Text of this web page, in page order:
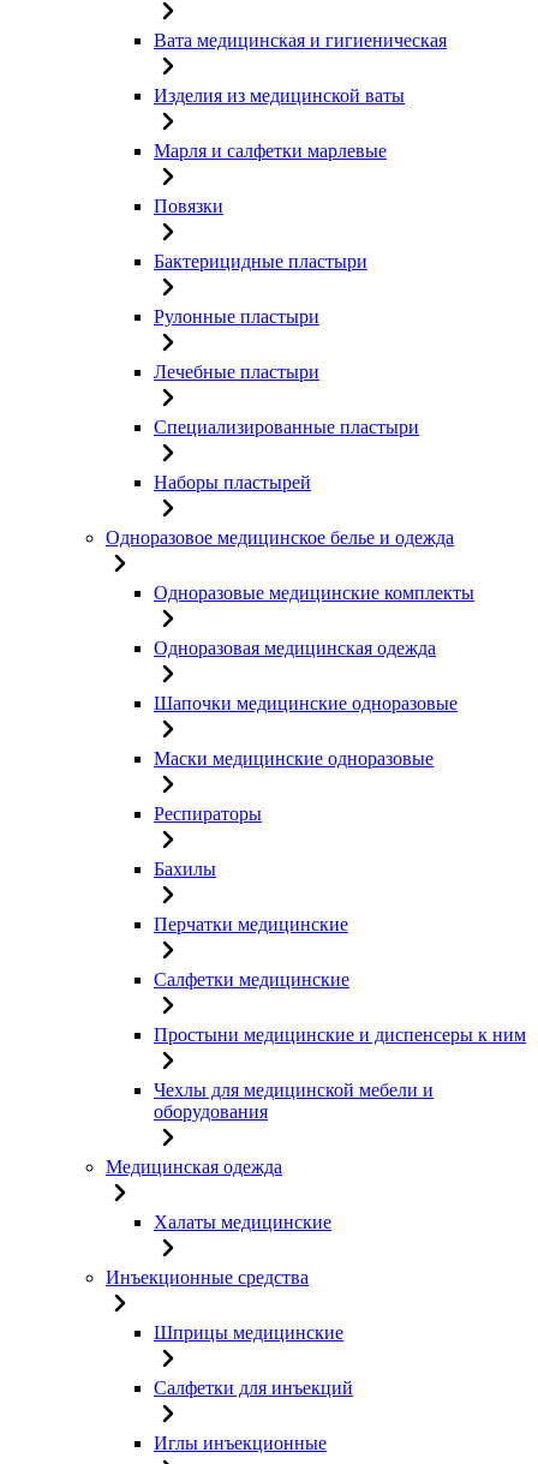
Вата медицинская и гигиеническая
Изделия из медицинской ваты
Марля и салфетки марлевые
Повязки
Бактерицидные пластыри
Рулонные пластыри
Лечебные пластыри
Специализированные пластыри
Наборы пластырей
Одноразовое медицинское белье и одежда
Одноразовые медицинские комплекты
Одноразовая медицинская одежда
Шапочки медицинские одноразовые
Маски медицинские одноразовые
Респираторы
Бахилы
Перчатки медицинские
Салфетки медицинские
Простыни медицинские и диспенсеры к ним
Чехлы для медицинской мебели и
оборудования
Медицинская одежда
Халаты медицинские
Инъекционные средства
Шприцы медицинские
Салфетки для инъекций
Иглы инъекционные